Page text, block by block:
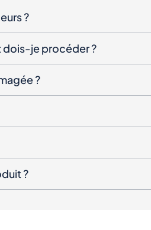
?
dois-je procéder ?
?
?